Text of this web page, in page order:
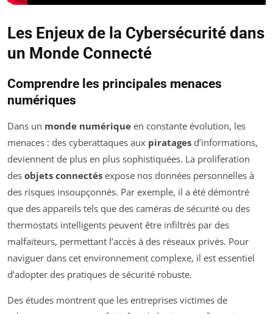
Les Enjeux de la Cybersécurité dans
un Monde Connecté
Comprendre les principales menaces
numériques
Dans un monde numérique en constante évolution, les
menaces : des cyberattaques aux piratages d’informations,
deviennent de plus en plus sophistiquées. La proliferation
des objets connectés expose nos données personnelles à
des risques insoupçonnés. Par exemple, il a été démontré
que des appareils tels que des caméras de sécurité ou des
thermostats intelligents peuvent être infiltrés par des
malfaiteurs, permettant l’accès à des réseaux privés. Pour
naviguer dans cet environnement complexe, il est essentiel
d’adopter des pratiques de sécurité robuste.
Des études montrent que les entreprises victimes de